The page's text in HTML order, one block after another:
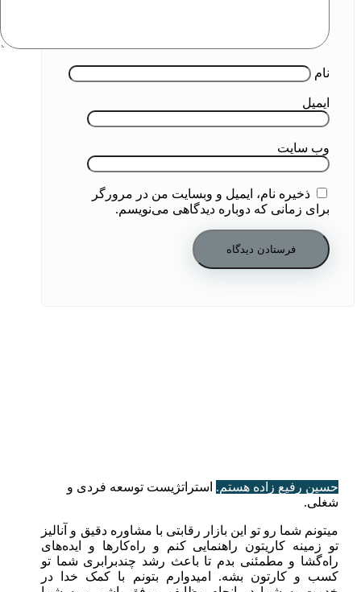
نام
ایمیل
وب‌ سایت
ذخیره نام، ایمیل و وبسایت من در مرورگر
برای زمانی که دوباره دیدگاهی می‌نویسم.
حسین رفیع زاده هستم. استراتژیست توسعه فردی و
شغلی.
میتونم شما رو تو این بازار رقابتی با مشاوره دقیق و آنالیز
تو زمینه کاریتون راهنمایی کنم و راه‌کارها و ایده‌های
راه‌گشا و مطمئنی بدم تا باعث رشد چندبرابری شما تو
کسب و کارتون بشه. امیدوارم بتونم با کمک خدا در